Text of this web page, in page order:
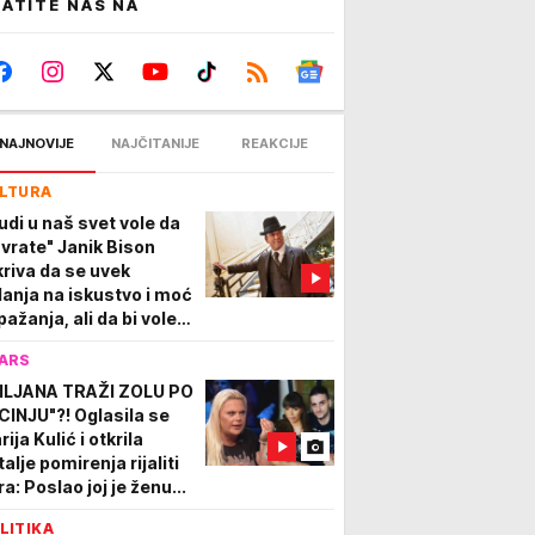
NAS NA
NAJNOVIJE NAJČITANIJE REAKCIJE
u naš svet vole da
Janik Bison
da se uvek
na iskustvo i moć
ali da bi voleo
20 godina
TRAŽI ZOLU PO
Oglasila se
Kulić i otkrila
pomirenja rijaliti
Poslao joj je ženu...